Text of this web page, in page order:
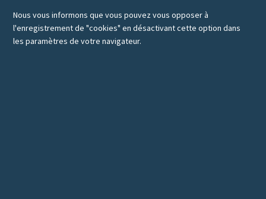
Nous vous informons que vous pouvez vous opposer à
l'enregistrement de "cookies" en désactivant cette option dans
les paramètres de votre navigateur.